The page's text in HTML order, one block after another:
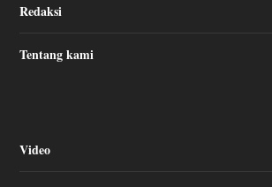
Redaksi
Tentang kami
Video